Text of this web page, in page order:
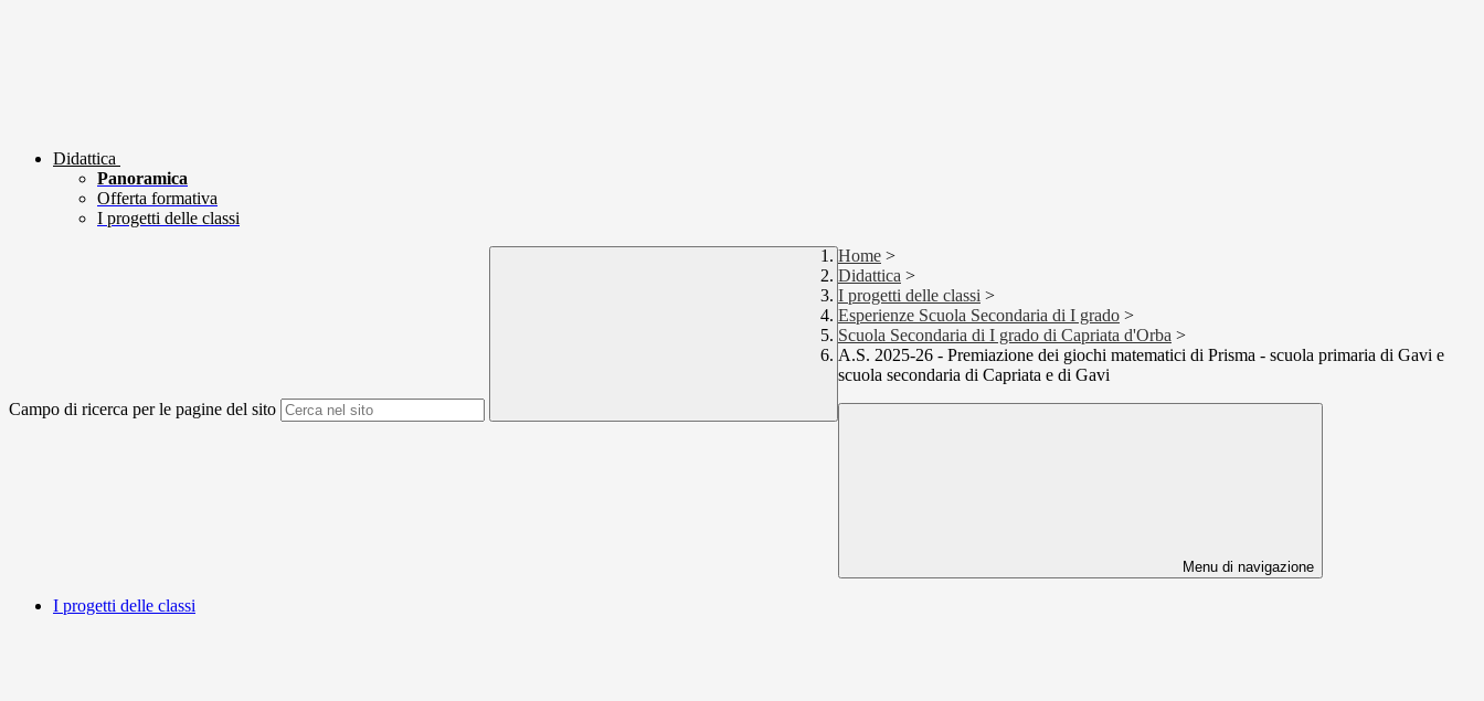
Didattica
Panoramica
Offerta formativa
I progetti delle classi
Campo di ricerca per le pagine del sito
Home >
Didattica >
I progetti delle classi >
Esperienze Scuola Secondaria di I grado >
Scuola Secondaria di I grado di Capriata d'Orba >
A.S. 2025-26 - Premiazione dei giochi matematici di Prisma - scuola primaria di Gavi e
scuola secondaria di Capriata e di Gavi
Menu di navigazione
I progetti delle classi